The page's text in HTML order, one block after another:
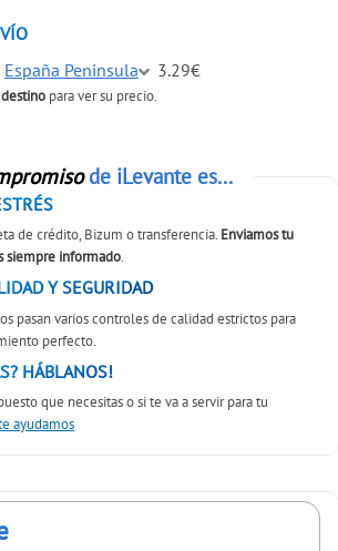
España Peninsula 3.29€
para ver su precio.
de iLevante es...
de crédito, Bizum o transferencia. Enviamos tu
siempre informado.
Y SEGURIDAD
pasan varios controles de calidad estrictos para
perfecto.
HÁBLANOS!
que necesitas o si te va a servir para tu
ayudamos